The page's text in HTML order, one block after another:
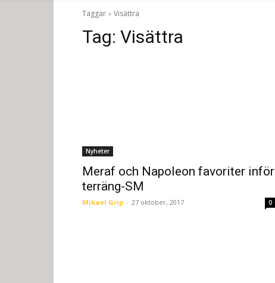
Taggar Visättra
Tag: Visättra
Nyheter
Meraf och Napoleon favoriter inför
terräng-SM
Mikael Grip - 27 oktober, 2017 0